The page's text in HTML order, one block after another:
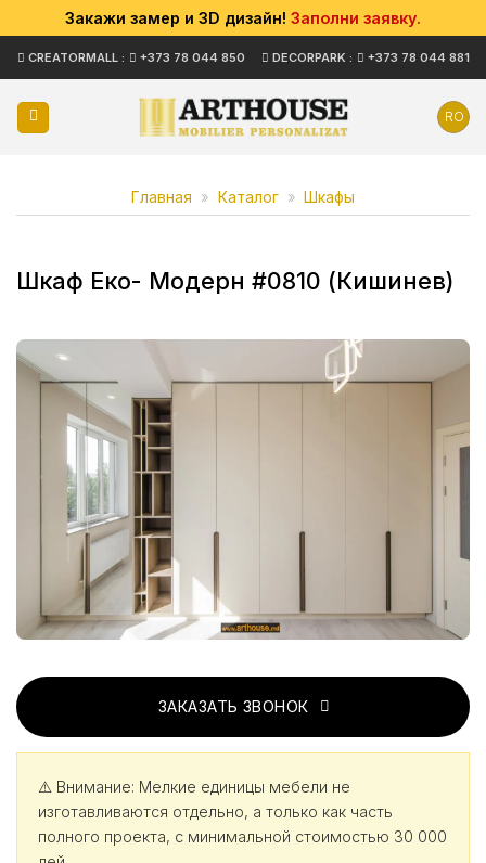
Закажи замер и 3D дизайн! Заполни заявку.
CREATORMALL : +373 78 044 850 DECORPARK : +373 78 044 881
RO
Главная » Каталог » Шкафы
Шкаф Еко- Модерн #0810 (Кишинев)
ЗАКАЗАТЬ ЗВОНОК
⚠️ Внимание: Мелкие единицы мебели не
изготавливаются отдельно, а только как часть
полного проекта, с минимальной стоимостью 30 000